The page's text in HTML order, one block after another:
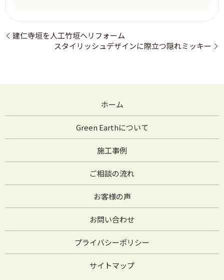
建仁寺垣を人工竹垣へリフォーム
スタイリッシュデザインに際立つ隠れミッキー
ホーム
Green Earthについて
施工事例
ご相談の流れ
お客様の声
お問い合わせ
プライバシーポリシー
サイトマップ